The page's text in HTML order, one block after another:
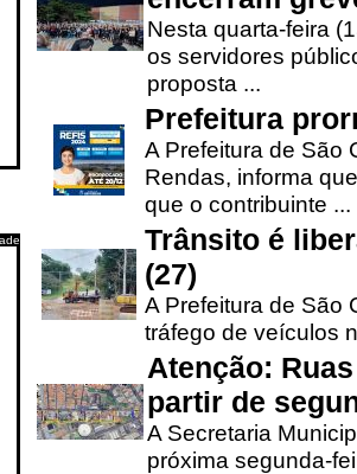
Nesta quarta-feira
os servidores
proposta ...
Prefeitura
A Prefeitura de São
Rendas, informa
que o contribuinte ...
Trânsito é
(27)
A Prefeitura de São
tráfego de veículos
Atenção:
partir de
A Secretaria
próxima segunda-